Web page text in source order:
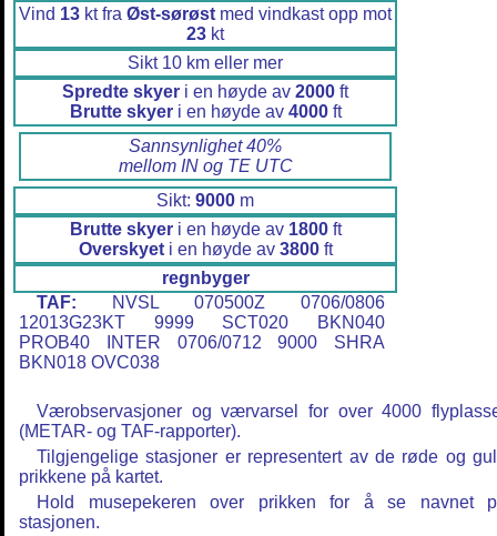
Vind 13 kt fra Øst-sørøst med vindkast opp mot
23 kt
Sikt 10 km eller mer
Spredte skyer i en høyde av 2000 ft
Brutte skyeri en høyde av 4000ft
Sannsynlighet 40%
mellom IN og TE UTC
Sikt: 9000 m
Brutte skyeri en høyde av 1800ft
Overskyeti en høyde av 3800ft
regnbyger
TAF: NVSL 070500Z 0706/0806
12013G23KT 9999 SCT020 BKN040
PROB40 INTER 0706/0712 9000 SHRA
BKN018 OVC038
Værobservasjoner og værvarsel for over 4000
(METAR- og TAF-rapporter).
Tilgjengelige stasjoner er representert av de røde og
prikkene på kartet.
Hold musepekeren over prikken for å se navnet
stasjonen.